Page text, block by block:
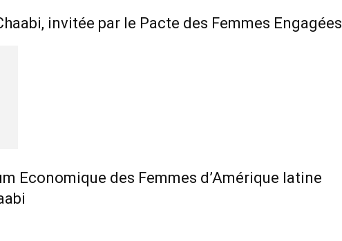
invitée par le Pacte des Femmes Engagées
Economique des Femmes d’Amérique latine